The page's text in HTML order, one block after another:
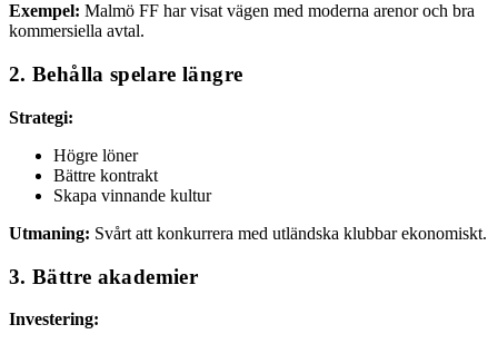
Exempel: Malmö FF har visat vägen med moderna arenor och bra
kommersiella avtal.
2. Behålla spelare längre
Strategi:
Högre löner
Bättre kontrakt
Skapa vinnande kultur
Utmaning: Svårt att konkurrera med utländska klubbar ekonomiskt.
3. Bättre akademier
Investering: